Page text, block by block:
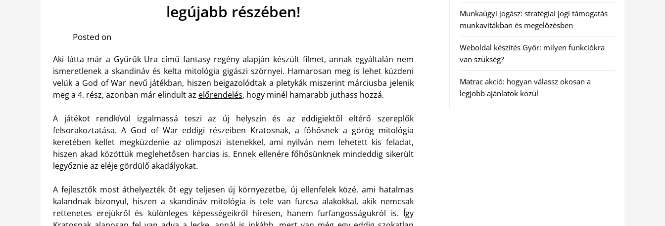
legújabb részében!
Posted on
Aki látta már a Gyűrűk Ura című fantasy regény alapján készült filmet, annak egyáltalán nem
ismeretlenek a skandináv és kelta mitológia gigászi szörnyei. Hamarosan meg is lehet küzdeni
velük a God of War nevű játékban, hiszen beigazolódtak a pletykák miszerint márciusba jelenik
meg a 4. rész, azonban már elindult az előrendelés, hogy minél hamarabb juthass hozzá.
A játékot rendkívül izgalmassá teszi az új helyszín és az eddigiektől eltérő szereplők
felsorakoztatása. A God of War eddigi részeiben Kratosnak, a főhősnek a görög mitológia
keretében kellet megküzdenie az olimposzi istenekkel, ami nyilván nem lehetett kis feladat,
hiszen akad közöttük meglehetősen harcias is. Ennek ellenére főhősünknek mindeddig sikerült
legyőznie az eléje gördülő akadályokat.
A fejlesztők most áthelyezték őt egy teljesen új környezetbe, új ellenfelek közé, ami hatalmas
kalandnak bizonyul, hiszen a skandináv mitológia is tele van furcsa alakokkal, akik nemcsak
rettenetes erejükről és különleges képességeikről híresen, hanem furfangosságukról is. Így
Munkaügyi jogász: stratégiai jogi támogatás
munkavitákban és megelőzésben
Weboldal készítés Győr: milyen funkciókra
van szükség?
Matrac akció: hogyan válassz okosan a
legjobb ajánlatok közül